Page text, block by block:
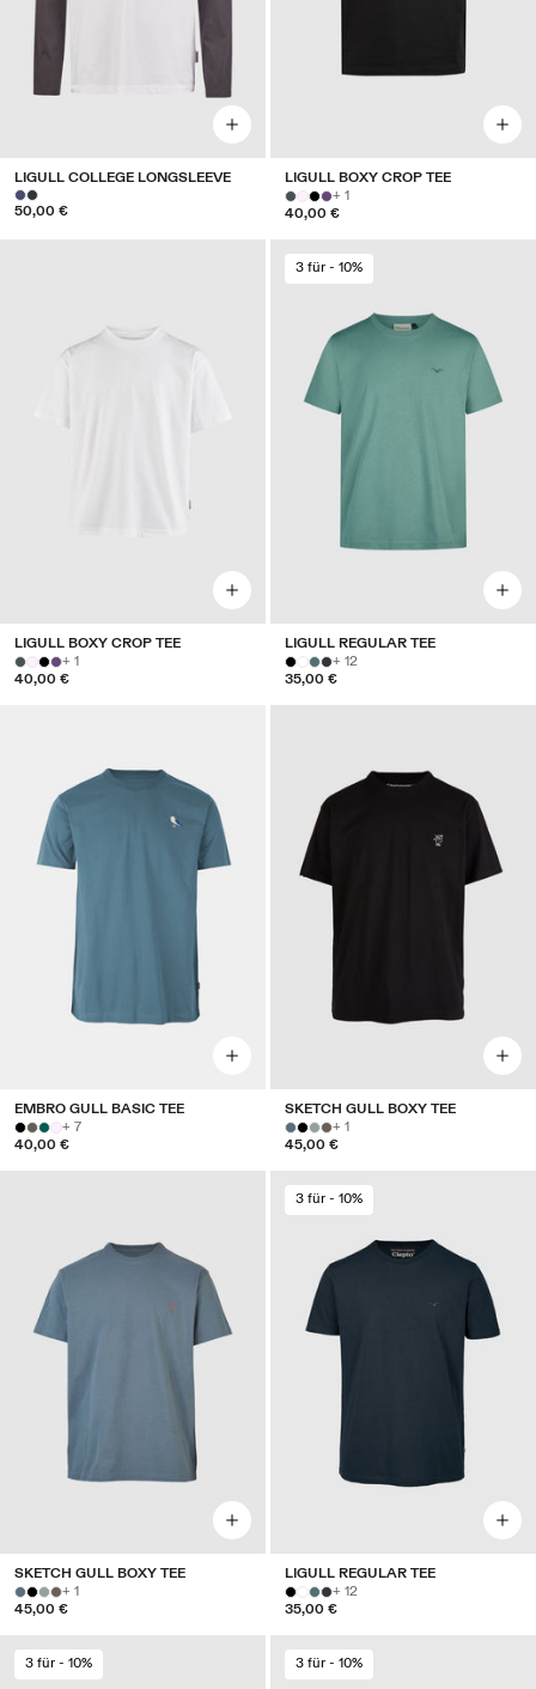
LIGULL COLLEGE LONGSLEEVE
50,00 €
LIGULL BOXY CROP TEE
+ 1
40,00 €
LIGULL BOXY CROP TEE
+ 1
40,00 €
3 für - 10%
LIGULL REGULAR TEE
+ 12
35,00 €
EMBRO GULL BASIC TEE
+ 7
40,00 €
SKETCH GULL BOXY TEE
+ 1
45,00 €
SKETCH GULL BOXY TEE
+ 1
45,00 €
3 für - 10%
LIGULL REGULAR TEE
+ 12
35,00 €
3 für - 10% 3 für - 10%